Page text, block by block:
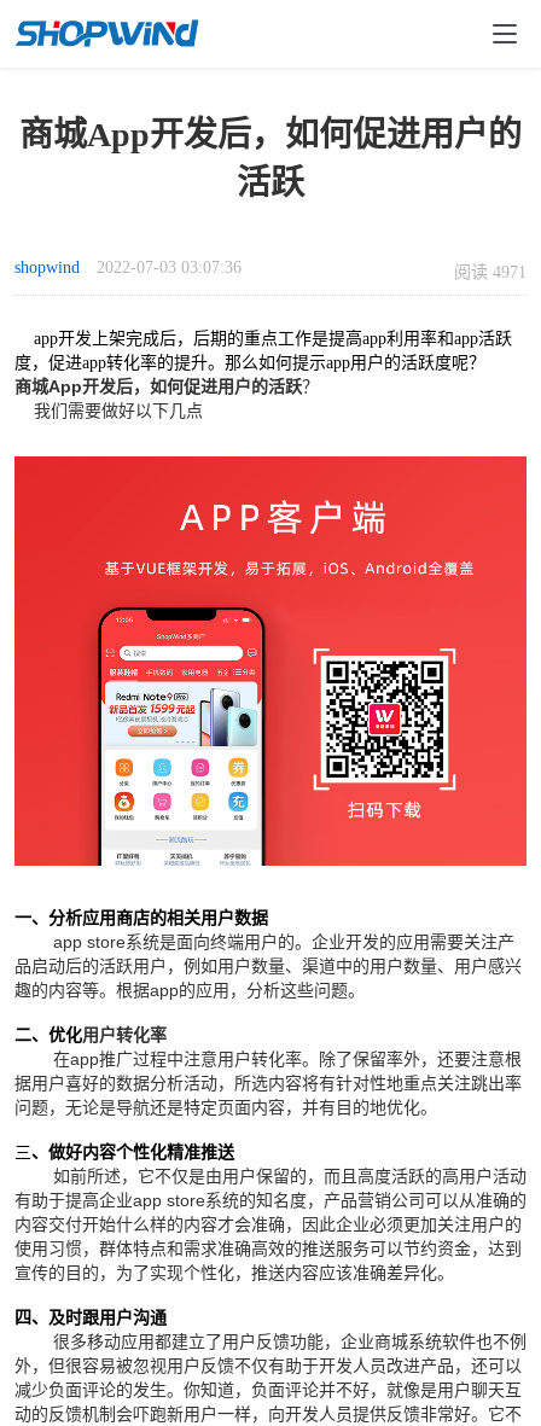
商城App开发后，如何促进用户的
活跃
shopwind 2022-07-03 03:07:36 阅读 4971
app开发上架完成后，后期的重点工作是提高app利用率和app活跃
度，促进app转化率的提升。那么如何提示app用户的活跃度呢？
商城App开发后，如何促进用户的活跃？
我们需要做好以下几点
一、分析应用商店的相关用户数据
app store系统是面向终端用户的。企业开发的应用需要关注产
品启动后的活跃用户，例如用户数量、渠道中的用户数量、用户感兴
趣的内容等。根据app的应用，分析这些问题。
二、优化用户转化率
在app推广过程中注意用户转化率。除了保留率外，还要注意根
据用户喜好的数据分析活动，所选内容将有针对性地重点关注跳出率
问题，无论是导航还是特定页面内容，并有目的地优化。
三、做好内容个性化精准推送
如前所述，它不仅是由用户保留的，而且高度活跃的高用户活动
有助于提高企业app store系统的知名度，产品营销公司可以从准确的
内容交付开始什么样的内容才会准确，因此企业必须更加关注用户的
使用习惯，群体特点和需求准确高效的推送服务可以节约资金，达到
宣传的目的，为了实现个性化，推送内容应该准确差异化。
四、及时跟用户沟通
很多移动应用都建立了用户反馈功能，企业商城系统软件也不例
外，但很容易被忽视用户反馈不仅有助于开发人员改进产品，还可以
减少负面评论的发生。你知道，负面评论并不好，就像是用户聊天互
动的反馈机制会吓跑新用户一样，向开发人员提供反馈非常好。它不